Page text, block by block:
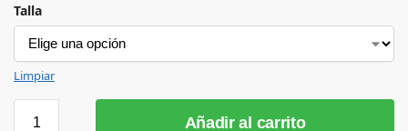
Talla
Limpiar
Añadir al carrito